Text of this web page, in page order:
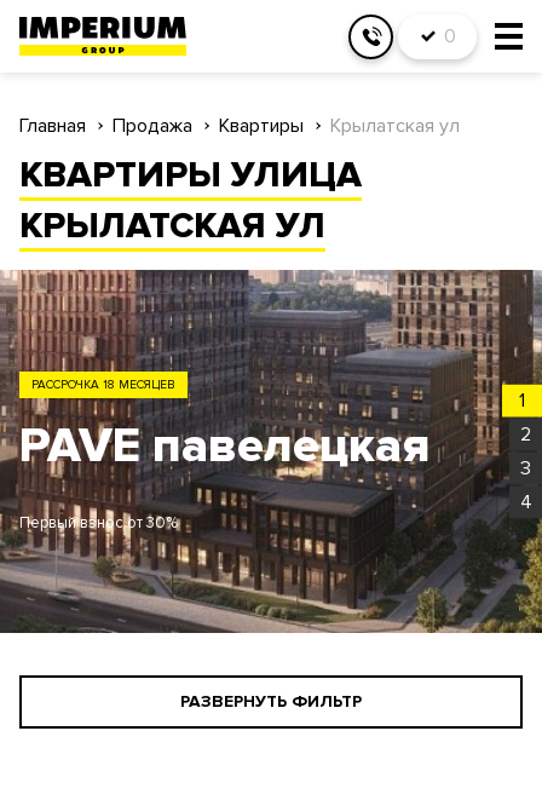
0
Главная Продажа Квартиры Крылатская ул
КВАРТИРЫ УЛИЦА
КРЫЛАТСКАЯ УЛ
1
2
3
4
ЗАО
Родина Парк
Первый взнос от 30%
РАЗВЕРНУТЬ ФИЛЬТР